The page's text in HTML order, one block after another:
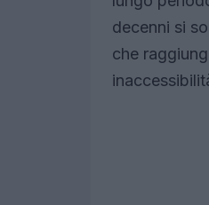
decenni si
che